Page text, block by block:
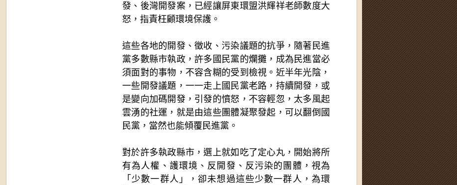
發、後灣開發案，已經讓屏東環盟洪輝祥老師數度大
怒，指責枉顧環境保護。
這些各地的開發、徵收、污染議題的抗爭，隨著民進
黨多數縣市執政，許多國民黨的爛攤，成為民進當必
須面對的事物，不容含糊的受到檢視。近半年光陰，
一些開發議題，一一走上國民黨老路，持續開發，或
是變向加碼開發，引發的憤怒，不容輕忽，太多風起
雲湧的社運，就是由這些團體凝聚發起，可以翻倒國
民黨，當然也能傾覆民進黨。
對於許多執政縣市，選上就如吃了定心丸，開始將所
有為人權、護環境、反開發、反污染的團體，視為
「少數一群人」，卻未想過這些少數一群人，為環